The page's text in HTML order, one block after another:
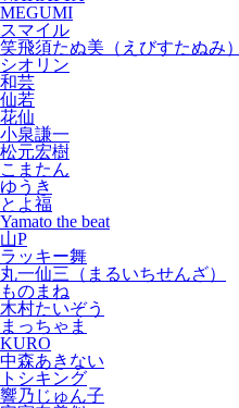
MEGUMI
スマイル
笑飛須たぬ美（えびすたぬみ）
シオリン
和芸
仙若
花仙
小泉謙一
松元宏樹
こまたん
ゆうき
とよ福
Yamato the beat
山P
ラッキー舞
丸一仙三（まるいちせんざ）
ものまね
木村たいぞう
まっちゃま
KURO
中森あきない
トシキング
響乃じゅん子